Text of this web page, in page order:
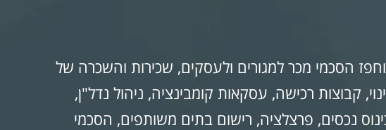
הסכמי מכר למגורים ולעסקים, שכירות והשכרה של
תמ"א 38, פינוי בינוי, קבוצות רכישה, עסקאות קומבינציה, ניהול נדל"ן,
נכסים, פרצלציה, רישום בתים משותפים, הסכמי